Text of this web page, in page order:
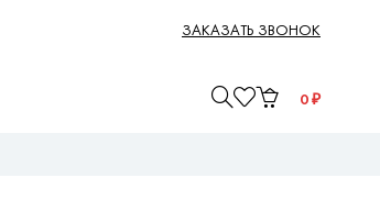
ЗАКАЗАТЬ ЗВОНОК
0 ₽